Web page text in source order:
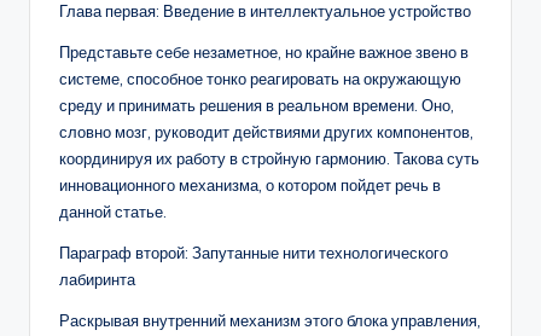
Глава первая: Введение в интеллектуальное устройство
Представьте себе незаметное, но крайне важное звено в
системе, способное тонко реагировать на окружающую
среду и принимать решения в реальном времени. Оно,
словно мозг, руководит действиями других компонентов,
координируя их работу в стройную гармонию. Такова суть
инновационного механизма, о котором пойдет речь в
данной статье.
Параграф второй: Запутанные нити технологического
лабиринта
Раскрывая внутренний механизм этого блока управления,